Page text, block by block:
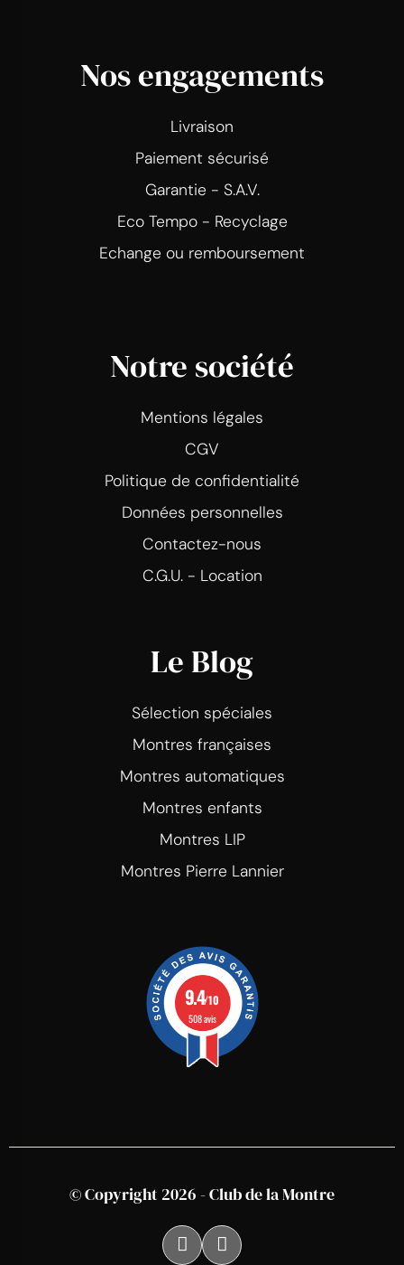
Nos engagements
Livraison
Paiement sécurisé
Garantie - S.A.V.
Eco Tempo - Recyclage
Echange ou remboursement
Notre société
Mentions légales
CGV
Politique de confidentialité
Données personnelles
Contactez-nous
C.G.U. - Location
Le Blog
Sélection spéciales
Montres françaises
Montres automatiques
Montres enfants
Montres LIP
Montres Pierre Lannier
9.4/10
508 avis
© Copyright 2026 - Club de la Montre